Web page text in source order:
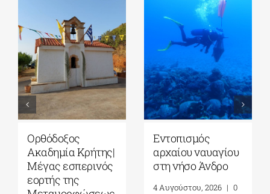
Ορθόδοξος
Ακαδημία Κρήτης|
Μέγας εσπερινός
εορτής της
Εντοπισμός
αρχαίου ναυαγίου
στη νήσο Άνδρο
4 Αυγούστου, 2026 | 0